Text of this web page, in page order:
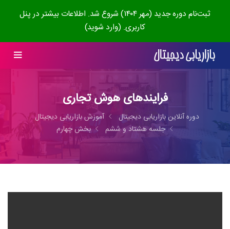
ثبت‌نام دوره جدید (مهر ۱۴۰۴) شروع شد. اطلاعات بیشتر در پنل
کاربری. (وارد شوید)
فرایندهای هوش تجاری
دوره آنلاین بازاریابی دیجیتال
آموزش بازاریابی دیجیتال
جلسه هشتاد و ششم
بخش چهارم